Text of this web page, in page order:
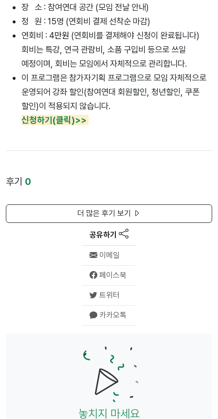
장 소 : 참여연대 공간 (모임 전날 안내)
정 원 : 15명 (연회비 결제 선착순 마감)
연회비 : 4만원 (연회비를 결제해야 신청이 완료됩니다)
회비는 특강, 연극 관람비, 소품 구입비 등으로 쓰일
예정이며, 회비는 모임에서 자체적으로 관리합니다.
이 프로그램은 참가자기획 프로그램으로 모임 자체적으로
운영되어 강좌 할인(참여연대 회원할인, 청년할인, 쿠폰
할인)이 적용되지 않습니다.
신청하기(클릭)>>
후기 0
더 많은 후기 보기
공유하기
이메일
페이스북
트위터
카카오톡
놓치지 마세요